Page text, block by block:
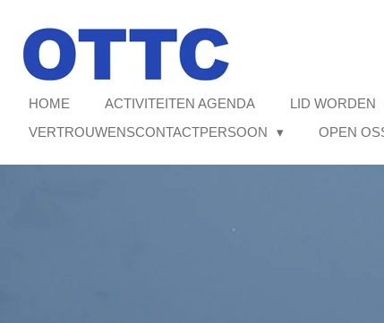
direct
naar
hoofdinhoud
HOME ACTIVITEITEN AGENDA LID WORDEN
VERTROUWENSCONTACTPERSOON
OPEN